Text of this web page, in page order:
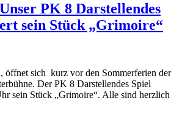
PK 8 Darstellendes
sein Stück „Grimoire“
öffnet sich kurz vor den Sommerferien der
Der PK 8 Darstellendes Spiel
sein Stück „Grimoire“. Alle sind herzlich